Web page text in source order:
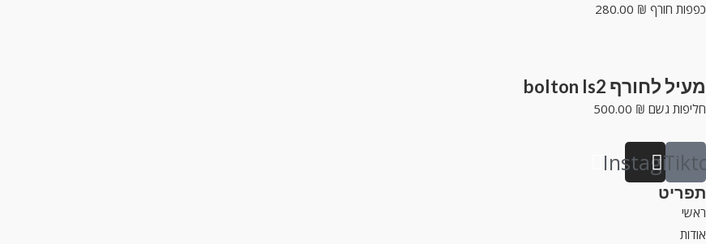
כפפות חורף 280.00 ₪
מעיל לחורף bolton ls2
חליפות גשם 500.00 ₪
Instagram
תפריט
ראשי
אודות